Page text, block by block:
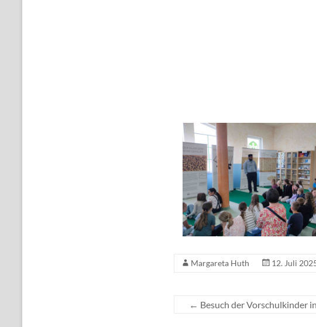
Margareta Huth 12. Juli
← Besuch der Vorschulkinder